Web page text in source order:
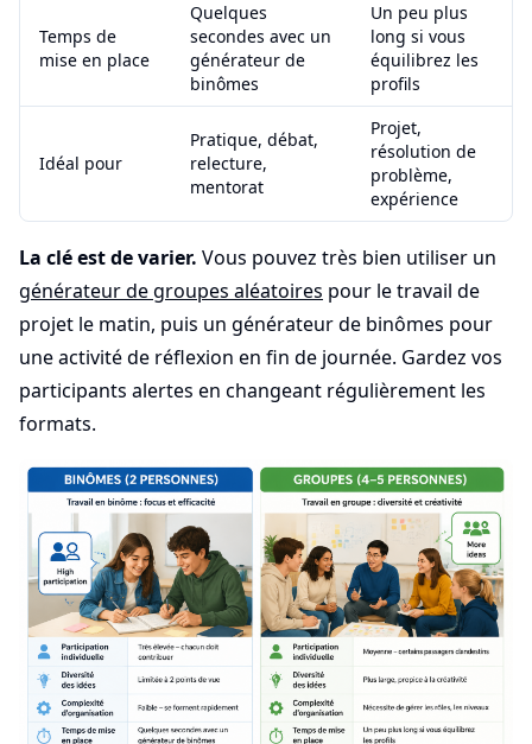
Temps de
mise en place
Quelques
secondes avec un
générateur de
binômes
Un peu plus
long si vous
équilibrez les
profils
Idéal pour
Pratique, débat,
relecture,
mentorat
Projet,
résolution de
problème,
expérience
La clé est de varier. Vous pouvez très bien utiliser un
générateur de groupes aléatoires pour le travail de
projet le matin, puis un générateur de binômes pour
une activité de réflexion en fin de journée. Gardez vos
participants alertes en changeant régulièrement les
formats.